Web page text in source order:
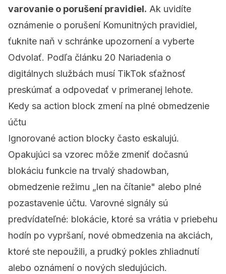
varovanie o porušení pravidiel. Ak uvidíte
oznámenie o porušení Komunitných pravidiel,
ťuknite naň v schránke upozornení a vyberte
Odvolať. Podľa článku 20 Nariadenia o
digitálnych službách musí TikTok sťažnosť
preskúmať a odpovedať v primeranej lehote.
Kedy sa action block zmení na plné obmedzenie
účtu
Ignorované action blocky často eskalujú.
Opakujúci sa vzorec môže zmeniť dočasnú
blokáciu funkcie na trvalý shadowban,
obmedzenie režimu „len na čítanie" alebo plné
pozastavenie účtu. Varovné signály sú
predvídateľné: blokácie, ktoré sa vrátia v priebehu
hodín po vypršaní, nové obmedzenia na akciách,
ktoré ste nepoužili, a prudký pokles zhliadnutí
alebo oznámení o nových sledujúcich.